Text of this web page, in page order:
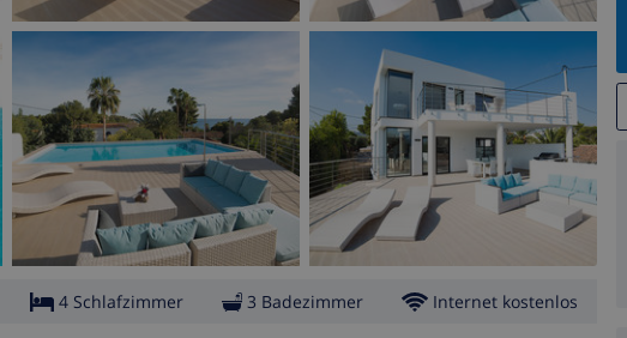
4 Schlafzimmer 3 Badezimmer Internet kostenlos